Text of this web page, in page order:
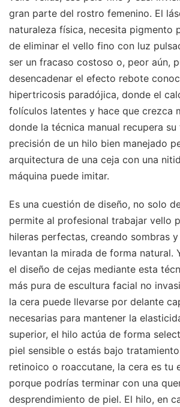
gran parte del rostro femenino. El
naturaleza física, necesita pigmento
de eliminar el vello fino con luz
ser un fracaso costoso o, peor aún,
desencadenar el efecto rebote
hipertricosis paradójica, donde el
folículos latentes y hace que crezca
donde la técnica manual recupera su
precisión de un hilo bien manejado
arquitectura de una ceja con una
máquina puede imitar.
Es una cuestión de diseño, no solo
permite al profesional trabajar vello
hileras perfectas, creando sombras
levantan la mirada de forma natural.
el diseño de cejas mediante esta
más pura de escultura facial no
la cera puede llevarse por delante
necesarias para mantener la
superior, el hilo actúa de forma
piel sensible o estás bajo
retinoico o roaccutane, la cera es tu
porque podrías terminar con una
desprendimiento de piel. El hilo, en